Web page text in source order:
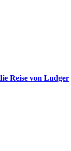
Reise von Ludger